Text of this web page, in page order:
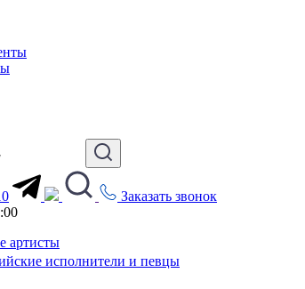
Заказать звонок
артисты
исполнители и певцы